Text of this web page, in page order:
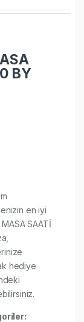
BY
en iyi
SAATİ
hediye